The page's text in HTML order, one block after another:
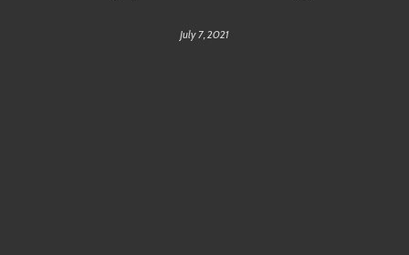
July 7, 2021